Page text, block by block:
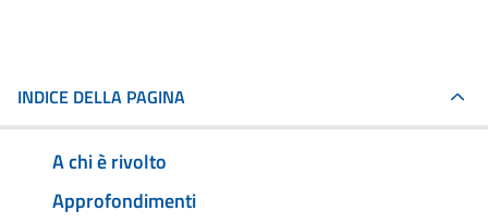
INDICE DELLA PAGINA
A chi è rivolto
Approfondimenti